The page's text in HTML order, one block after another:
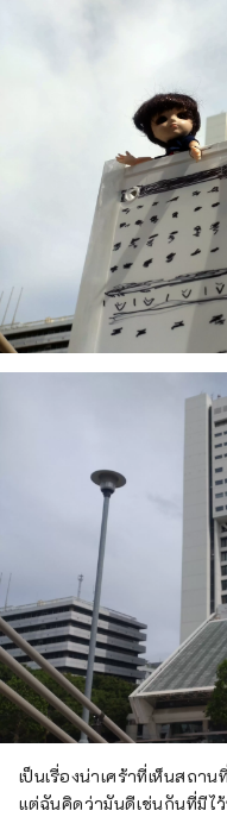
เป็นเรื่องน่าเศร้าที่เห็นสถ
แต่ฉันคิดว่ามันดีเช่นกันที่มีไ